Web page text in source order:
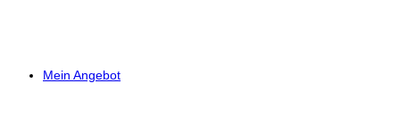
Mein Angebot